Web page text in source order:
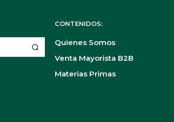
CONTENIDOS:
Quienes Somos
Venta Mayorista B2B
Materias Primas